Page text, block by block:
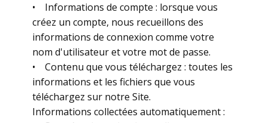
• Informations de compte : lorsque vous
créez un compte, nous recueillons des
informations de connexion comme votre
nom d'utilisateur et votre mot de passe.
• Contenu que vous téléchargez : toutes les
informations et les fichiers que vous
téléchargez sur notre Site.
Informations collectées automatiquement :